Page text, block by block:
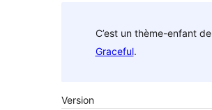
C’est un thème-enfant de
Graceful.
Version